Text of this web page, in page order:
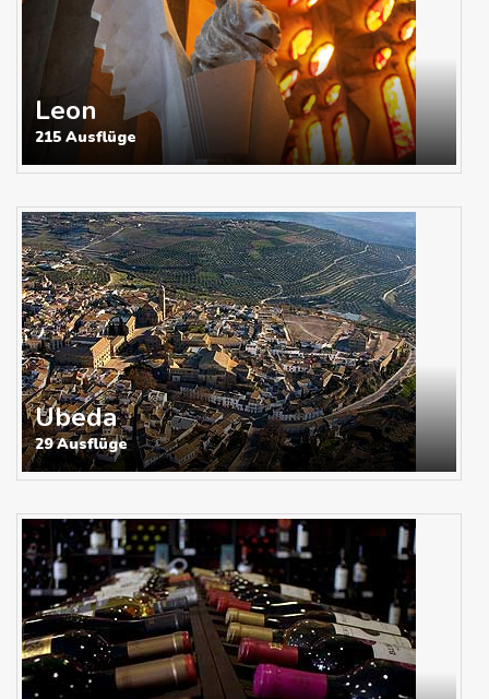
Leon
215 Ausflüge
Ubeda
29 Ausflüge